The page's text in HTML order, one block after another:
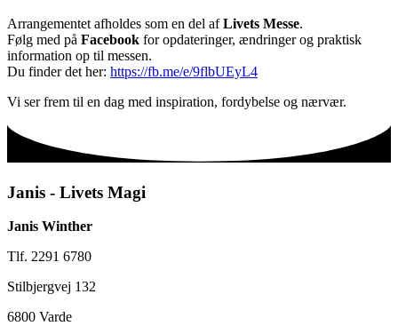
Arrangementet afholdes som en del afLivets Messe.
Følg med på Facebook for opdateringer, ændringer og praktisk
information op til messen.
Du finder det her: https://fb.me/e/9flbUEyL4
Vi ser frem til en dag med inspiration, fordybelse og nærvær.
Janis - Livets Magi
Janis Winther
Tlf. 2291 6780
Stilbjergvej 132
6800 Varde